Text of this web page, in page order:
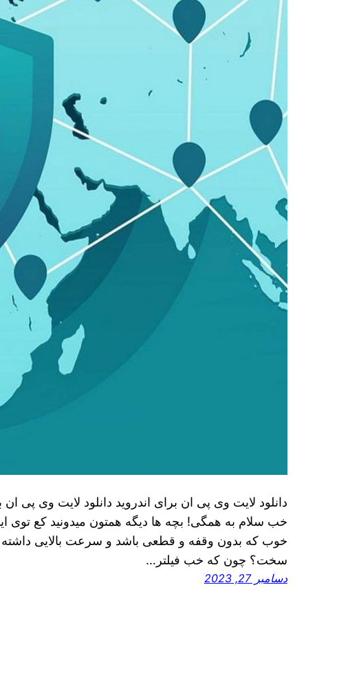
دانلود لایت وی پی ان برای اندروید دانلود لایت وی پی ان
خب سلام به همگی! بچه ها دیگه همتون میدونید کع توی
خوب که بدون وقفه و قطعی باشد و سرعت بالایی
سخت؟ چون که خب فیلتر…
دسامبر 27, 2023